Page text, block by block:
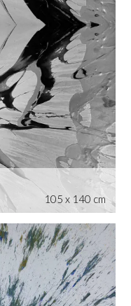
105 x 140 cm